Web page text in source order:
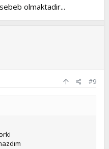
olmaktadir...
#9